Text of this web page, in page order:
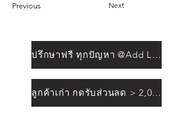
Previous
Next
ปรึกษาฟรี ทุกปัญหา @Add Line
ลูกค้าเก่า กดรับส่วนลด > 2,000฿